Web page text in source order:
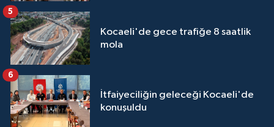
Kocaeli'de gece trafiğe 8 saatlik
mola
5
İtfaiyeciliğin geleceği Kocaeli'de
konuşuldu
6